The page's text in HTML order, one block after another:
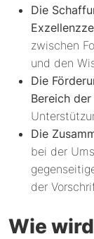
Die
zwischen
und den
Die
Bereich der
Die
bei der
der
Wie